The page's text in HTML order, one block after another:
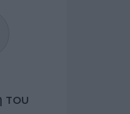
του